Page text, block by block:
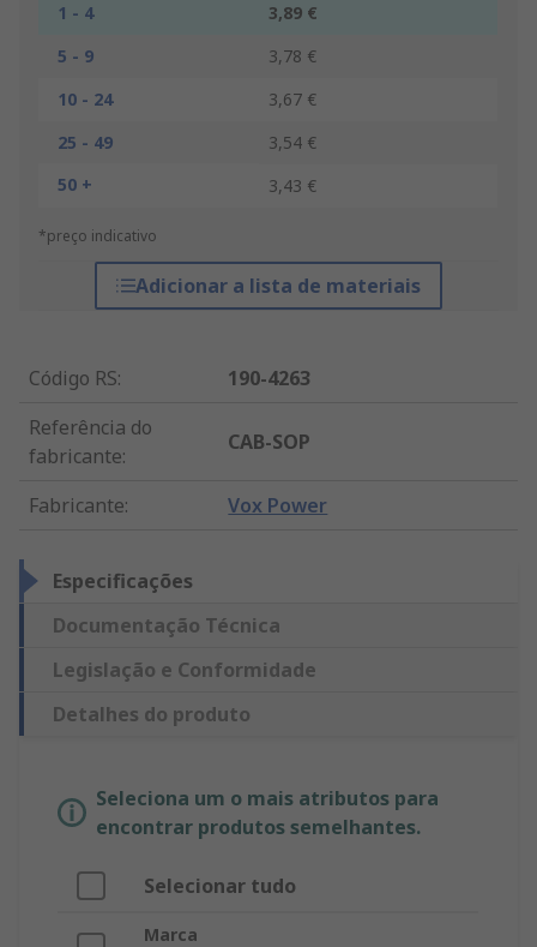
1 - 4
3,89 €
5 - 9
3,78 €
10 - 24
3,67 €
25 - 49
3,54 €
50 +
3,43 €
*preço indicativo
Adicionar a lista de materiais
Código RS:
190-4263
Referência do
fabricante:
CAB-SOP
Fabricante: Vox Power
Especificações
Documentação Técnica
Legislação e Conformidade
Detalhes do produto
Seleciona um o mais atributos para
encontrar produtos semelhantes.
Selecionar tudo
Marca